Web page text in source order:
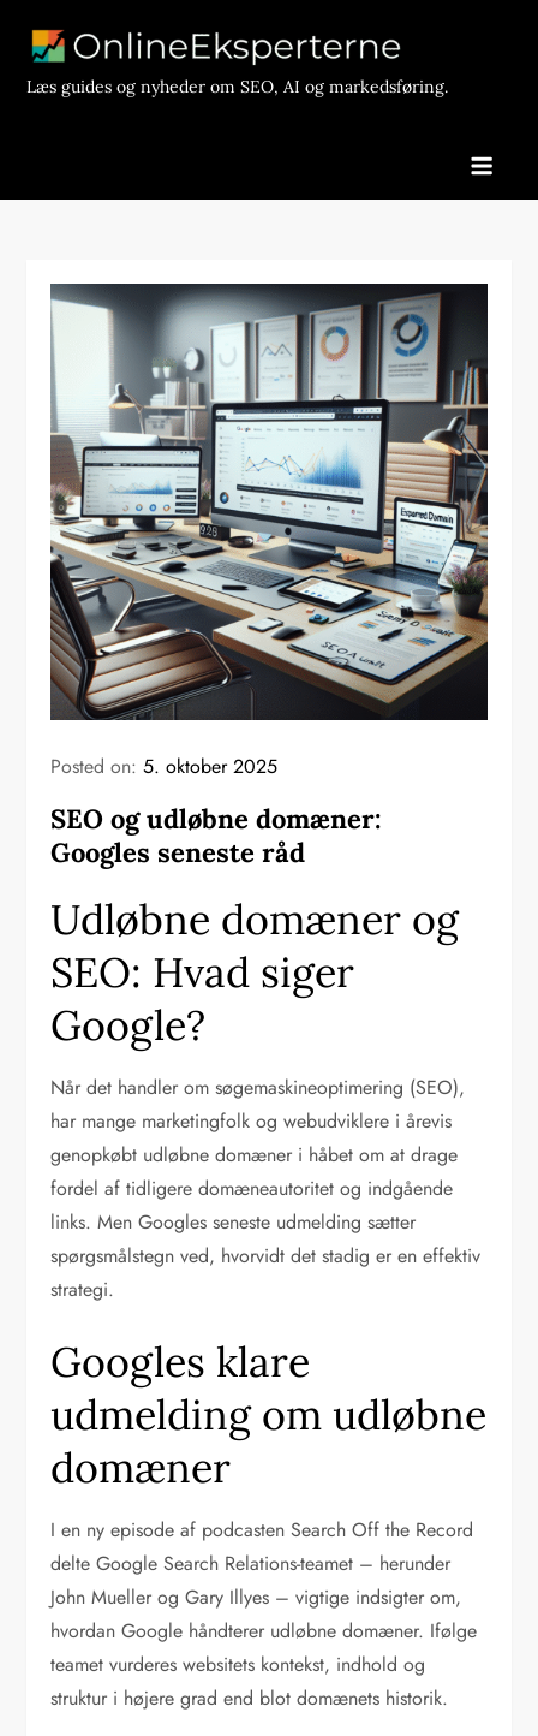
contentLæs guides og nyheder om SEO, AI og markedsføring.
Posted on:5. oktober 2025
SEO og udløbne domæner:
Googles seneste råd
Udløbne domæner og
SEO: Hvad siger
Google?
Når det handler om søgemaskineoptimering (SEO),
har mange marketingfolk og webudviklere i årevis
genopkøbt udløbne domæner i håbet om at drage
fordel af tidligere domæneautoritet og indgående
links. Men Googles seneste udmelding sætter
spørgsmålstegn ved, hvorvidt det stadig er en effektiv
strategi.
Googles klare
udmelding om udløbne
domæner
I en ny episode af podcasten Search Off the Record
delte Google Search Relations-teamet – herunder
John Mueller og Gary Illyes – vigtige indsigter om,
hvordan Google håndterer udløbne domæner. Ifølge
teamet vurderes websitets kontekst, indhold og
struktur i højere grad end blot domænets historik.